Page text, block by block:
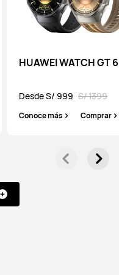
HUAWEI WATCH GT
Desde S/ 999 S/ 1399
Conoce más Comprar